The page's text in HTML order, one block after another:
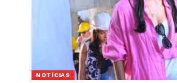
NOTÍCIAS